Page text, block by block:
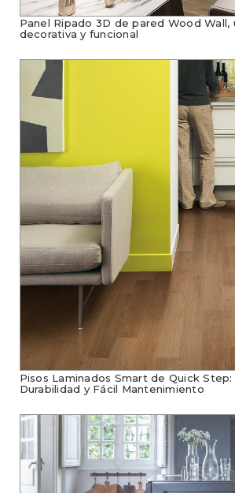
Panel Ripado 3D de pared Wood Wall,
decorativa y funcional
Pisos Laminados Smart de Quick Step:
Durabilidad y Fácil Mantenimiento